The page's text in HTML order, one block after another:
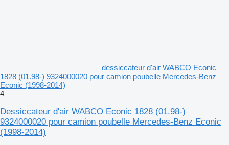
dessiccateur d'air WABCO Econic
1828 (01.98-) 9324000020 pour camion poubelle Mercedes-Benz
Econic (1998-2014)
4
Dessiccateur d'air WABCO Econic 1828 (01.98-)
9324000020 pour camion poubelle Mercedes-Benz Econic
(1998-2014)